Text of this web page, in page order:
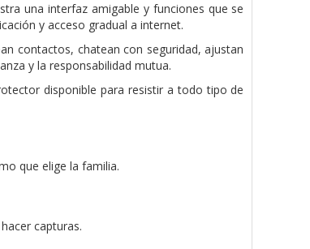
una interfaz amigable y funciones que se
y acceso gradual a internet.
contactos, chatean con seguridad, ajustan
y la responsabilidad mutua.
disponible para resistir a todo tipo de
que elige la familia.
capturas.